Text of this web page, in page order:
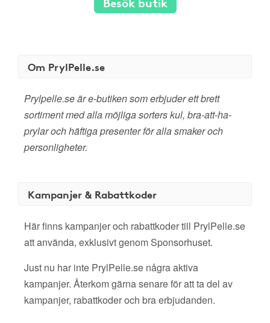
Om PrylPelle.se
Prylpelle.se är e-butiken som erbjuder ett brett
sortiment med alla möjliga sorters kul, bra-att-ha-
prylar och häftiga presenter för alla smaker och
personligheter.
Kampanjer & Rabattkoder
Här finns kampanjer och rabattkoder till PrylPelle.se
att använda, exklusivt genom Sponsorhuset.
Just nu har inte PrylPelle.se några aktiva
kampanjer. Återkom gärna senare för att ta del av
kampanjer, rabattkoder och bra erbjudanden.